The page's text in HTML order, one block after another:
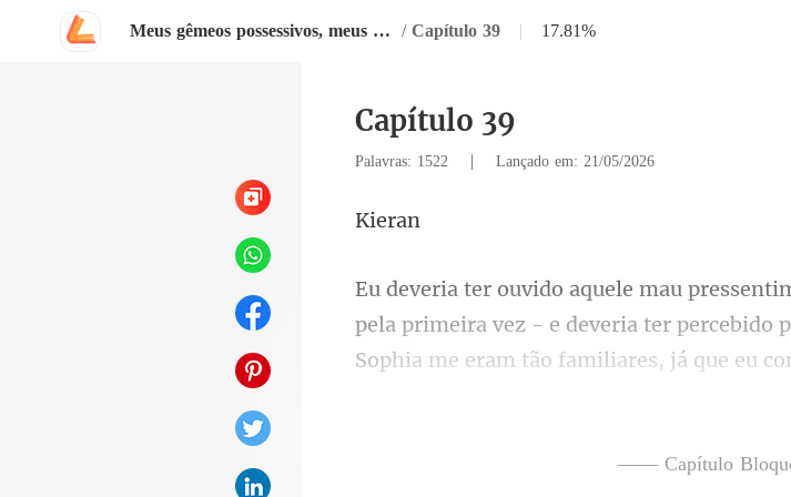
Meus gêmeos possessivos, meus companheiros / Capítulo 39 | 17.81%
Capítulo 39
Palavras: 1522 | Lançado em: 21/05/2026
er
pela primeira vez - e deveria ter percebido
—— Capítulo